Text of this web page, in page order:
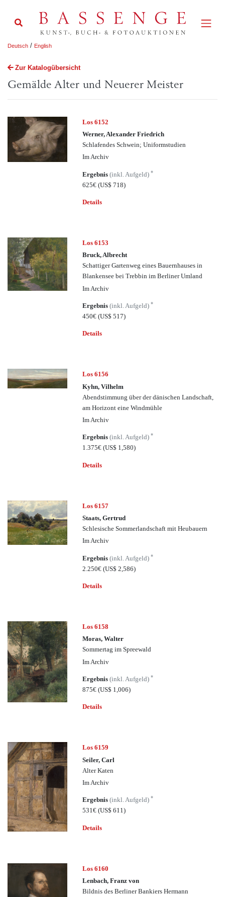
Deutsch / English
Zur Katalogübersicht
Gemälde Alter und Neuerer Meister
Los 6152
Werner, Alexander Friedrich
Schlafendes Schwein; Uniformstudien
Im Archiv
Ergebnis(inkl. Aufgeld)*
625€(US$ 718)
Details
Los 6153
Bruck, Albrecht
Schattiger Gartenweg eines Bauernhauses in
Blankensee bei Trebbin im Berliner Umland
Im Archiv
Ergebnis(inkl. Aufgeld)*
450€(US$ 517)
Details
Los 6156
Kyhn, Vilhelm
Abendstimmung über der dänischen Landschaft,
am Horizont eine Windmühle
Im Archiv
Ergebnis(inkl. Aufgeld)*
1.375€(US$ 1,580)
Details
Los 6157
Staats, Gertrud
Schlesische Sommerlandschaft mit Heubauern
Im Archiv
Ergebnis(inkl. Aufgeld)*
2.250€(US$ 2,586)
Details
Los 6158
Moras, Walter
Sommertag im Spreewald
Im Archiv
Ergebnis(inkl. Aufgeld)*
875€(US$ 1,006)
Details
Los 6159
Seiler, Carl
Alter Katen
Im Archiv
Ergebnis(inkl. Aufgeld)*
531€(US$ 611)
Details
Los 6160
Lenbach, Franz von
Bildnis des Berliner Bankiers Hermann